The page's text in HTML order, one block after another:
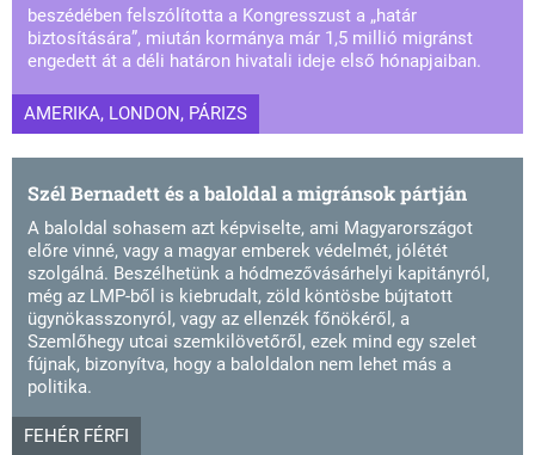
beszédében felszólította a Kongresszust a „határ
biztosítására”, miután kormánya már 1,5 millió migránst
engedett át a déli határon hivatali ideje első hónapjaiban.
AMERIKA, LONDON, PÁRIZS
Szél Bernadett és a baloldal a migránsok pártján
A baloldal sohasem azt képviselte, ami Magyarországot
előre vinné, vagy a magyar emberek védelmét, jólétét
szolgálná. Beszélhetünk a hódmezővásárhelyi kapitányról,
még az LMP-ből is kiebrudalt, zöld köntösbe bújtatott
ügynökasszonyról, vagy az ellenzék főnökéről, a
Szemlőhegy utcai szemkilövetőről, ezek mind egy szelet
fújnak, bizonyítva, hogy a baloldalon nem lehet más a
politika.
FEHÉR FÉRFI